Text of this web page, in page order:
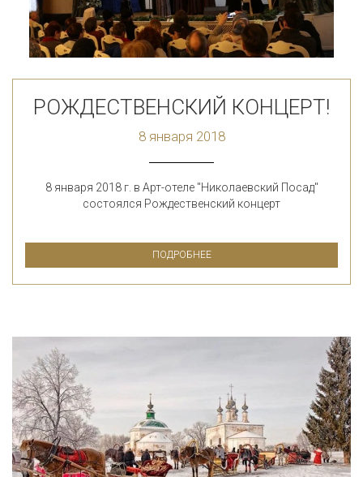
РОЖДЕСТВЕНСКИЙ КОНЦЕРТ!
8 января 2018
8 января 2018 г. в Арт-отеле "Николаевский Посад"
состоялся Рождественский концерт
ПОДРОБНЕЕ